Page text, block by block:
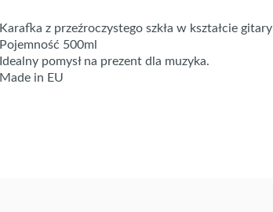
Karafka z przeźroczystego szkła w kształcie gitary
Pojemność 500ml
Idealny pomysł na prezent dla muzyka.
Made in EU